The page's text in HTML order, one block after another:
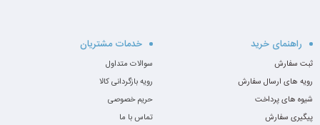
راهنمای خرید
ثبت سفارش
رویه های ارسال سفارش
شیوه های پرداخت
پیگیری سفارش
خدمات مشتریان
سوالات متداول
رویه بازگردانی کالا
حریم خصوصی
تماس با ما